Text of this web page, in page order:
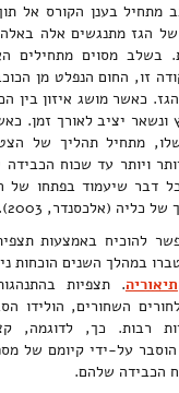
מתחיל בענן הקורס אל
הגז מתנגשים אלה באלה
בשלב מסוים מתחילים
זו, החום הנפלט מן
כאשר מושג איזון בין
ונשאר יציב לאורך זמן.
מתחיל תהליך של
ויותר עד שכוח
דבר שיעמוד בפתחו של
כליה (אלכסנדר, 2003).
להוכיח באמצעות
במהלך השנים הוכחות
תיאוריה. תצפיות
השחורים, הולידו
רבות. כך, לדוגמה,
על-ידי קיומם של
הכבידה שלהם.